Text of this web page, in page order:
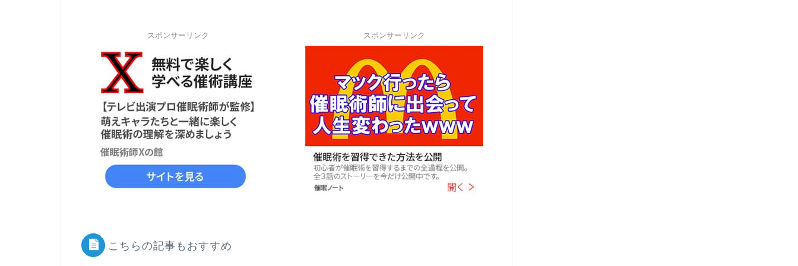
スポンサーリンク スポンサーリンク
こちらの記事もおすすめ